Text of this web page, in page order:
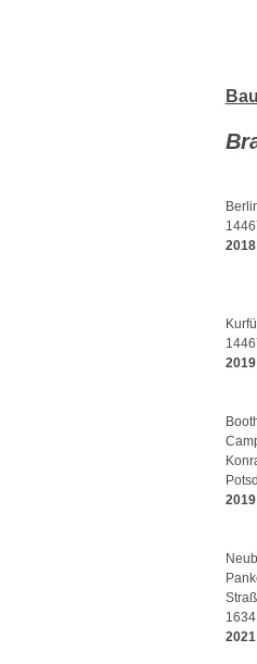
2018
2019
2019
2021